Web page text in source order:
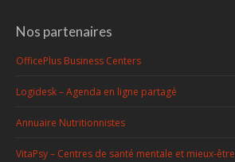
Nos partenaires
OfficePlus Business Centers
Logidesk – Agenda en ligne partagé
Annuaire Nutritionnistes
VitaPsy – Centres de santé mentale et mieux-être